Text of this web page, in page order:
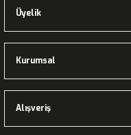
Üyelik
Kurumsal
Alışveriş